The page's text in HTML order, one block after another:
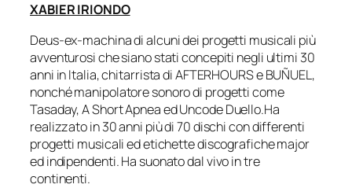
XABIER IRIONDO
Deus-ex-machina di alcuni dei progetti musicali più
avventurosi che siano stati concepiti negli ultimi 30
anni in Italia, chitarrista di AFTERHOURS e BUÑUEL,
nonché manipolatore sonoro di progetti come
Tasaday, A Short Apnea ed Uncode Duello.Ha
realizzato in 30 anni più di 70 dischi con differenti
progetti musicali ed etichette discografiche major
ed indipendenti. Ha suonato dal vivo in tre
continenti.